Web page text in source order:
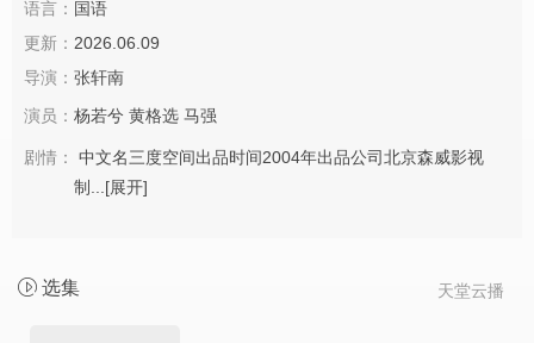
语言： 国语
更新： 2026.06.09
导演： 张轩南
演员： 杨若兮 黄格选 马强
剧情：
中文名三度空间出品时间2004年出品公司北京森威影视
制... [展开]
天堂云播
选集